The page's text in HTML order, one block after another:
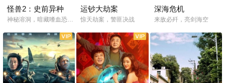
怪兽2：史前异种 运钞大劫案
惊天劫案，警匪决战
深海危机
来敌必歼，亮剑海空